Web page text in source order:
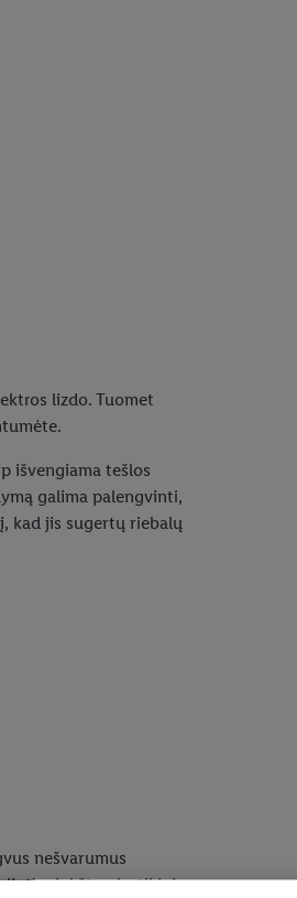
lizdo. Tuomet
išvengiama tešlos
galima palengvinti,
kad jis sugertų riebalų
nešvarumus
minkštu plastikiniu